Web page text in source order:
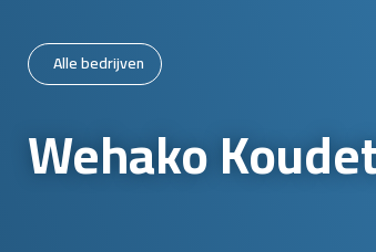
Alle bedrijven
Wehako